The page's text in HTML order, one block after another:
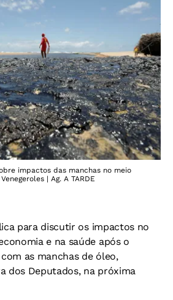
impactos das manchas no meio
| Ag. A TARDE
para discutir os impactos no
e na saúde após o
as manchas de óleo,
dos Deputados, na próxima